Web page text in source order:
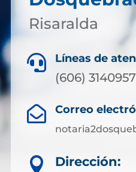
Risaralda
 Líneas de
(606) 3140957
 Correo

Dirección: